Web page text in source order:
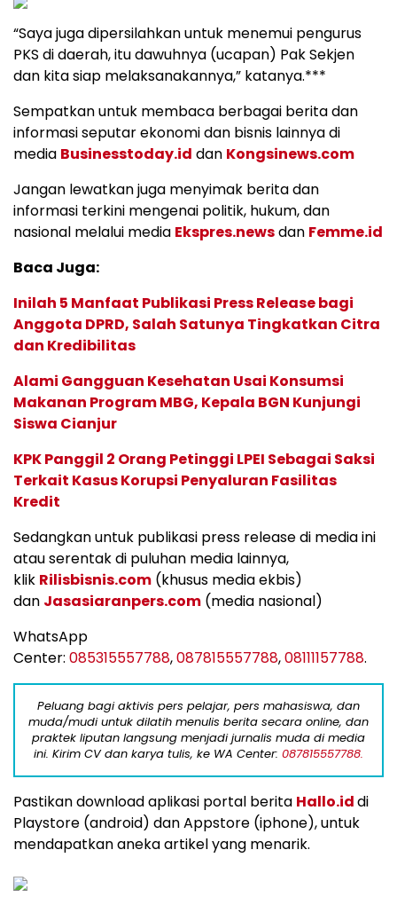
“Saya juga dipersilahkan untuk menemui pengurus
PKS di daerah, itu dawuhnya (ucapan) Pak Sekjen
dan kita siap melaksanakannya,” katanya.***
Sempatkan untuk membaca berbagai berita dan
informasi seputar ekonomi dan bisnis lainnya di
media Businesstoday.id dan Kongsinews.com
Jangan lewatkan juga menyimak berita dan
informasi terkini mengenai politik, hukum, dan
nasional melalui media Ekspres.newsdan Femme.id
Baca Juga:
Inilah 5 Manfaat Publikasi Press Release bagi
Anggota DPRD, Salah Satunya Tingkatkan Citra
dan Kredibilitas
Alami Gangguan Kesehatan Usai Konsumsi
Makanan Program MBG, Kepala BGN Kunjungi
Siswa Cianjur
KPK Panggil 2 Orang Petinggi LPEI Sebagai Saksi
Terkait Kasus Korupsi Penyaluran Fasilitas
Kredit
Sedangkan untuk publikasi press release di media ini
atau serentak di puluhan media lainnya,
klik Rilisbisnis.com (khusus media ekbis)
dan Jasasiaranpers.com (media nasional)
WhatsApp
Center: 085315557788,087815557788,08111157788.
Peluang bagi aktivis pers pelajar, pers mahasiswa, dan
muda/mudi untuk dilatih menulis berita secara online, dan
praktek liputan langsung menjadi jurnalis muda di media
ini. Kirim CV dan karya tulis, ke WA Center: 087815557788.
Pastikan download aplikasi portal berita Hallo.iddi
Playstore (android) dan Appstore (iphone), untuk
mendapatkan aneka artikel yang menarik.